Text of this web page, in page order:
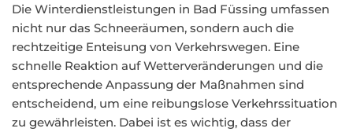
Die Winterdienstleistungen in Bad Füssing umfassen
nicht nur das Schneeräumen, sondern auch die
rechtzeitige Enteisung von Verkehrswegen. Eine
schnelle Reaktion auf Wetterveränderungen und die
entsprechende Anpassung der Maßnahmen sind
entscheidend, um eine reibungslose Verkehrssituation
zu gewährleisten. Dabei ist es wichtig, dass der